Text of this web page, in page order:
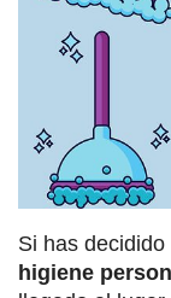
Si has decidido
higiene